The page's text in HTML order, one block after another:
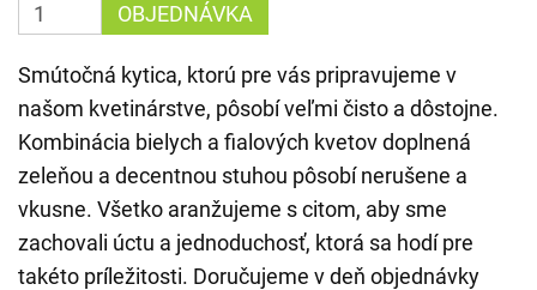
OBJEDNÁVKA
Smútočná kytica, ktorú pre vás pripravujeme v
našom kvetinárstve, pôsobí veľmi čisto a dôstojne.
Kombinácia bielych a fialových kvetov doplnená
zeleňou a decentnou stuhou pôsobí nerušene a
vkusne. Všetko aranžujeme s citom, aby sme
zachovali úctu a jednoduchosť, ktorá sa hodí pre
takéto príležitosti. Doručujeme v deň objednávky